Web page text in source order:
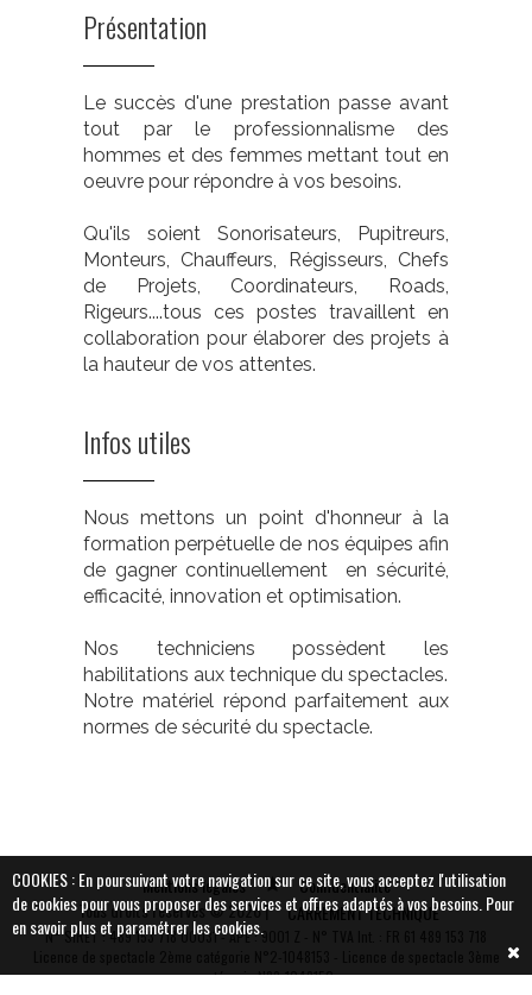
Présentation
Le succès d'une prestation passe avant
tout par le professionnalisme des
hommes et des femmes mettant tout en
oeuvre pour répondre à vos besoins.
Qu'ils soient Sonorisateurs, Pupitreurs,
Monteurs, Chauffeurs, Régisseurs, Chefs
de Projets, Coordinateurs, Roads,
Rigeurs....tous ces postes travaillent en
collaboration pour élaborer des projets à
la hauteur de vos attentes.
Infos utiles
Nous mettons un point d'honneur à la
formation perpétuelle de nos équipes afin
de gagner continuellement en sécurité,
efficacité, innovation et optimisation.
Nos techniciens possèdent les
habilitations aux technique du spectacles.
Notre matériel répond parfaitement aux
normes de sécurité du spectacle.
Vous souhaitez plus
Mentions légales
Confidentialité
Tous droits réservés © 2026 |
CARREMENT TECHNIQUE
N° SIRET : 489 153 718 00031 - APE : 9001 Z - N° TVA Int. : FR 61 489 153 718
catégorie N°3-1048152
COOKIES : En poursuivant votre navigation sur ce site, vous acceptez l'utilisation
de cookies pour vous proposer des services et offres adaptés à vos besoins. Pour
en savoir plus et paramétrer les cookies.